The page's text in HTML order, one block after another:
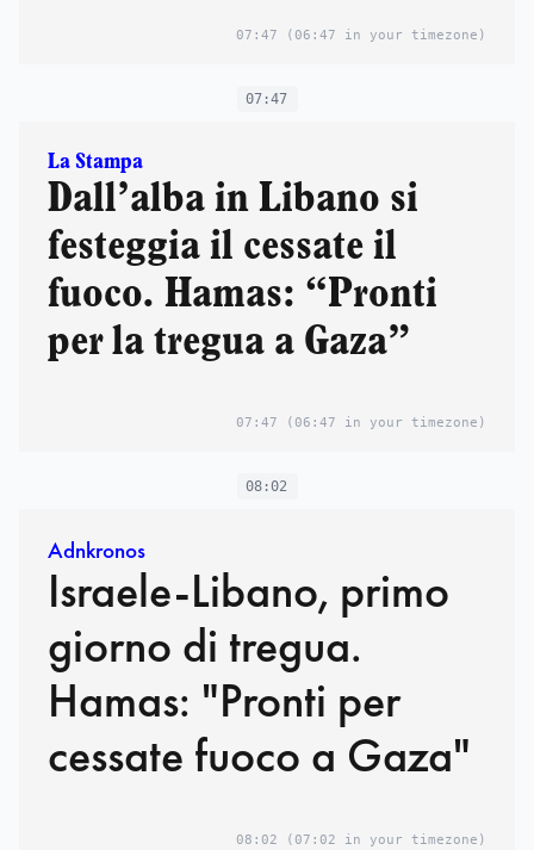
07:47 (06:47 in your timezone)
07:47
La Stampa
Dall’alba in Libano si
festeggia il cessate il
fuoco. Hamas: “Pronti
per la tregua a Gaza”
07:47 (06:47 in your timezone)
08:02
Adnkronos
Israele-Libano, primo
giorno di tregua.
Hamas: "Pronti per
cessate fuoco a Gaza"
08:02 (07:02 in your timezone)